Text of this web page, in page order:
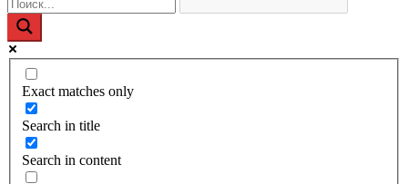
Exact matches only
Search in title
Search in content